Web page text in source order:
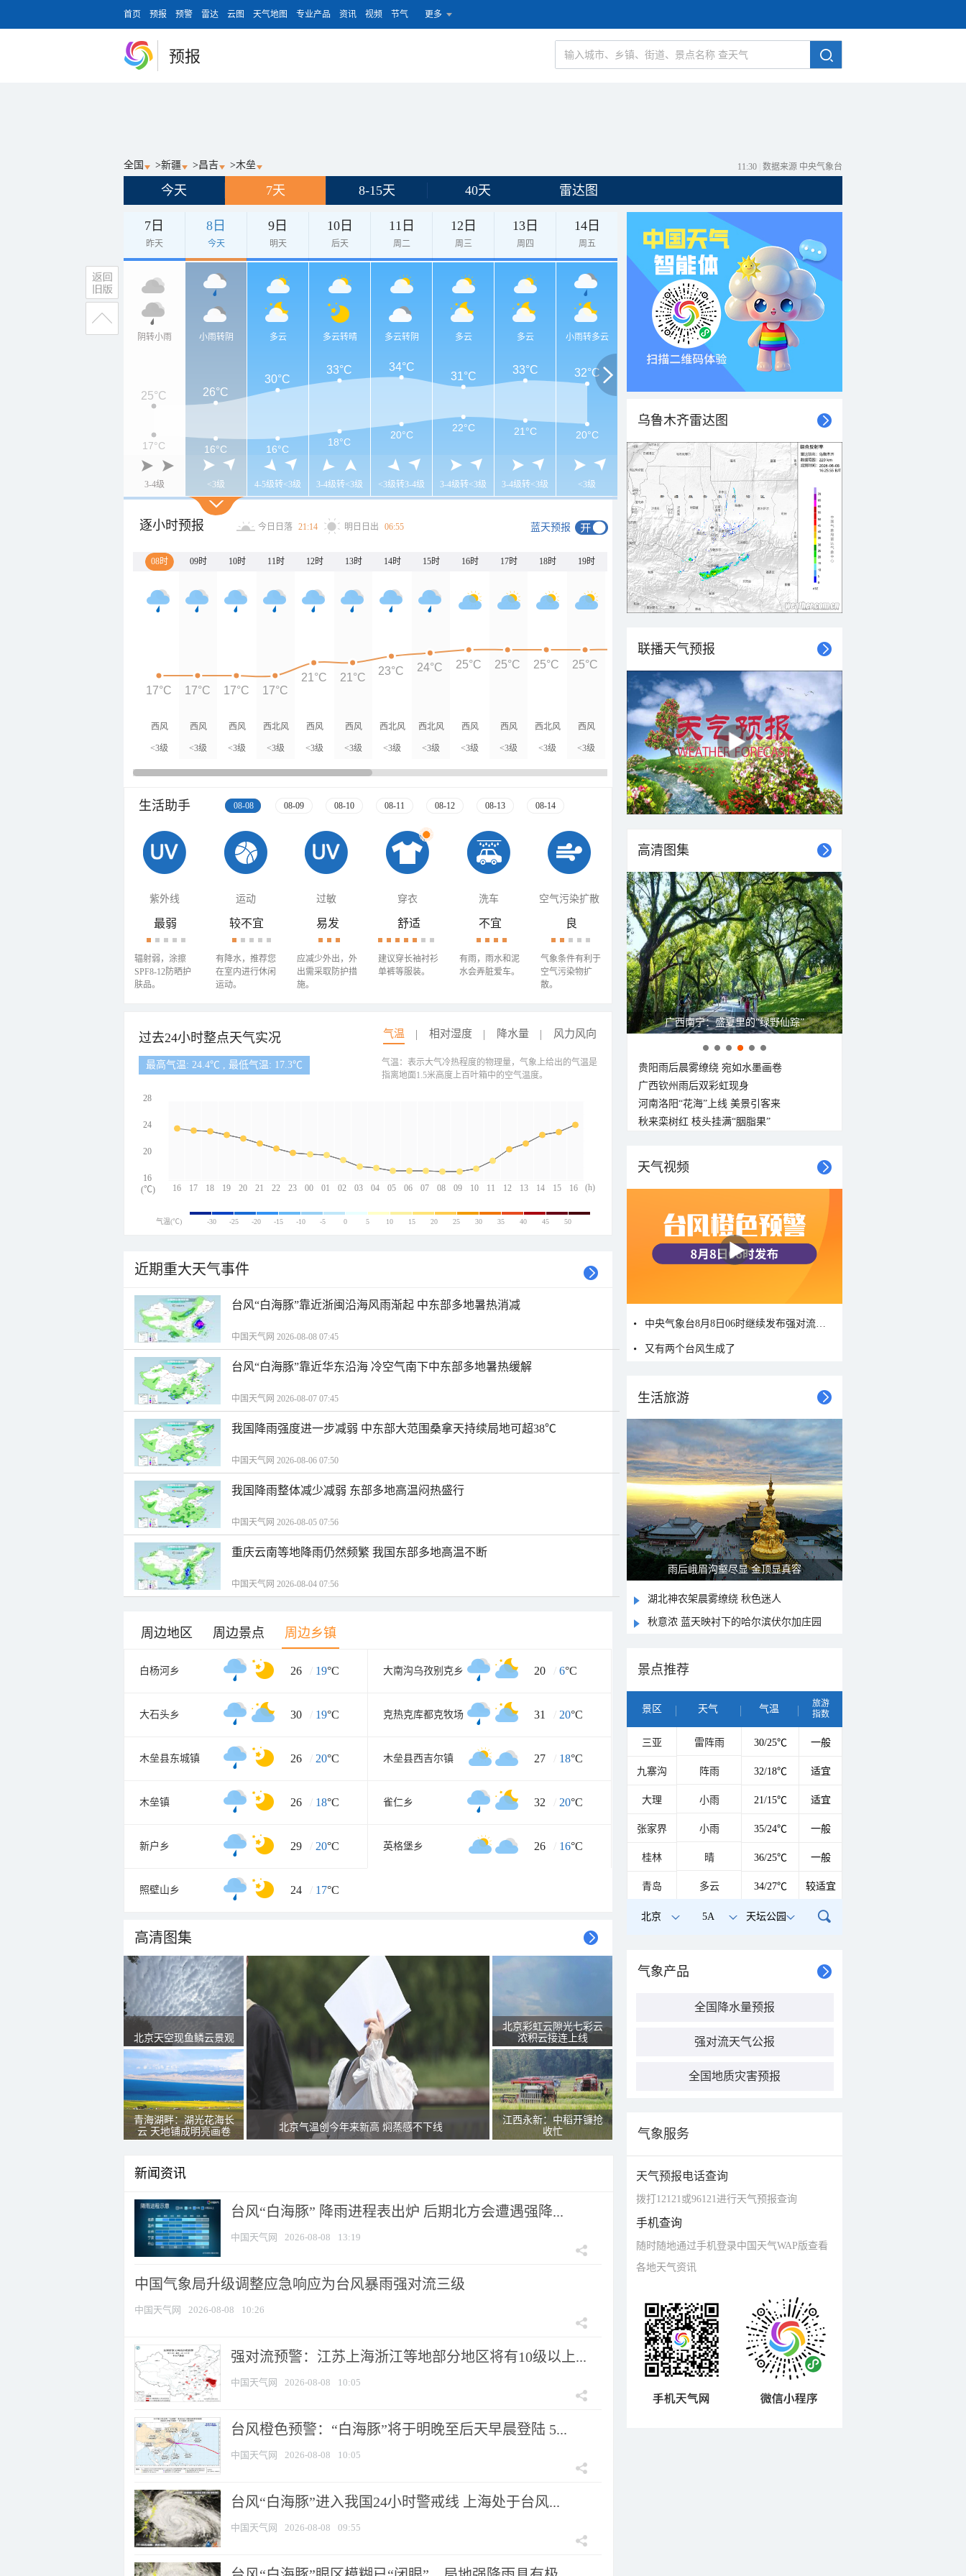
首页 预报 预警 雷达 云图 天气地图 专业产品 资讯 视频 节气 更多
预报
全国 >新疆 >昌吉 >木垒 11:30 数据来源 中央气象台
今天 7天 8-15天 40天 雷达图
7日
昨天
8日
今天
9日
明天
10日
后天
11日
周二
12日
周三
13日
周四
14日
周五
阴转小雨
3-4级
小雨转阴
<3级
多云
4-5级转<3级
多云转晴
3-4级转<3级
多云转阴
<3级转3-4级
多云
3-4级转<3级
多云
3-4级转<3级
小雨转多云
<3级
25°C 26°C
30°C
33°C 34°C
31°C
33°C 32°C
17°C 16°C 16°C
18°C
20°C
22°C 21°C 20°C
逐小时预报 今日日落 21:14 明日日出 06:55 蓝天预报
08时 09时 10时 11时 12时 13时 14时 15时 16时 17时 18时 19时 20时 21时 22时 23时 00时 01时
西风
<3级
西风
<3级
西风
<3级
西北风
<3级
西风
<3级
西风
<3级
西北风
<3级
西北风
<3级
西风
<3级
西风
<3级
西北风
<3级
西风
<3级
西南风
<3级
西南风
<3级
西南风
<3级
西南风
<3级
西南风
<3级
西南风
17°C 17°C 17°C 17°C
21°C 21°C
23°C 24°C 25°C 25°C 25°C 25°C
22°C 21°C 20°C
生活助手 08-08 08-09 08-10 08-11 08-12 08-13 08-14
紫外线 运动 过敏 穿衣 洗车 空气污染扩散
最弱
辐射弱，涂擦
SPF8-12防晒护
肤品。
较不宜
有降水，推荐您
在室内进行休闲
运动。
易发
应减少外出，外
出需采取防护措
施。
舒适
建议穿长袖衬衫
单裤等服装。
不宜
有雨，雨水和泥
水会弄脏爱车。
良
气象条件有利于
空气污染物扩
散。
过去24小时整点天气实况 气温 相对湿度 降水量 风力风向
最高气温: 24.4℃ , 最低气温: 17.3℃
16 17 18 19 20 21 22 23 00 01 02 03 04 05 06 07 08 09 10 11 12 13 14 15 16
28
24
20
16
(h)
(℃)
气温：表示大气冷热程度的物理量，气象上给出的气温是
指离地面1.5米高度上百叶箱中的空气温度。
气温(℃) -30 -25 -20 -15 -10 -5 0 5 10 15 20 25 30 35 40 45 50
近期重大天气事件
台风“白海豚”靠近浙闽沿海风雨渐起 中东部多地暑热消减
中国天气网 2026-08-08 07:45
台风“白海豚”靠近华东沿海 冷空气南下中东部多地暑热缓解
中国天气网 2026-08-07 07:45
我国降雨强度进一步减弱 中东部大范围桑拿天持续局地可超38℃
中国天气网 2026-08-06 07:50
我国降雨整体减少减弱 东部多地高温闷热盛行
中国天气网 2026-08-05 07:56
重庆云南等地降雨仍然频繁 我国东部多地高温不断
中国天气网 2026-08-04 07:56
周边地区 周边景点 周边乡镇
白杨河乡 26 / 19°C 大南沟乌孜别克乡 20 / 6°C
大石头乡 30 / 19°C 克热克库都克牧场 31 / 20°C
木垒县东城镇 26 / 20°C 木垒县西吉尔镇 27 / 18°C
木垒镇 26 / 18°C 雀仁乡 32 / 20°C
新户乡 29 / 20°C 英格堡乡 26 / 16°C
照壁山乡 24 / 17°C
高清图集
北京天空现鱼鳞云景观
青海湖畔：湖光花海长
云 天地铺成明亮画卷
北京气温创今年来新高 焖蒸感不下线
北京彩虹云隙光七彩云
浓积云接连上线
江西永新：中稻开镰抢
收忙
新闻资讯
台风“白海豚” 降雨进程表出炉 后期北方会遭遇强降...
中国天气网 2026-08-08 13:19
中国气象局升级调整应急响应为台风暴雨强对流三级
中国天气网 2026-08-08 10:26
强对流预警：江苏上海浙江等地部分地区将有10级以上...
中国天气网 2026-08-08 10:05
台风橙色预警：“白海豚”将于明晚至后天早晨登陆 5...
中国天气网 2026-08-08 10:05
台风“白海豚”进入我国24小时警戒线 上海处于台风...
中国天气网 2026-08-08 09:55
乌鲁木齐雷达图
联播天气预报
高清图集
呼伦贝尔草原 藏着最治愈的蓝天白云
贵阳雨后晨雾缭绕 宛如水墨画卷
广西钦州雨后双彩虹现身
河南洛阳“花海”上线 美景引客来
秋来栾树红 枝头挂满“胭脂果”
天气视频
又有两个台风生成了
生活旅游
山水扇面：秋红点缀颐和园西堤
湖北神农架晨雾缭绕 秋色迷人
秋意浓 蓝天映衬下的哈尔滨伏尔加庄园
景点推荐
景区 天气 气温
旅游
指数
三亚 雷阵雨 30/25℃ 一般
九寨沟 阵雨 32/18℃ 适宜
大理 小雨 21/15℃ 适宜
张家界 小雨 35/24℃ 一般
桂林 晴 36/25℃ 一般
青岛 多云 34/27℃ 较适宜
北京 5A 天坛公园
气象产品
全国降水量预报
强对流天气公报
全国地质灾害预报
气象服务
天气预报电话查询
拨打12121或96121进行天气预报查询
手机查询
随时随地通过手机登录中国天气WAP版查看
各地天气资讯